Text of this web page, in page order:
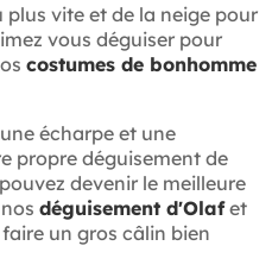
plus vite et de la neige pour
vous déguiser pour
costumes de bonhomme
écharpe et une
propre déguisement de
devenir le meilleure
déguisement d'Olafet
un gros câlin bien